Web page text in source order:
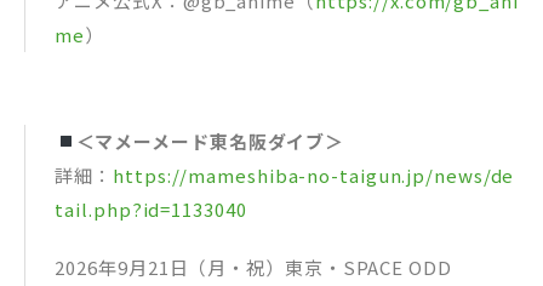
me）
＜マメーメード東名阪ダイブ＞
詳細： https://mameshiba-no-taigun.jp/news/de
tail.php?id=1133040
2026年9月21日（月・祝）東京・SPACE ODD